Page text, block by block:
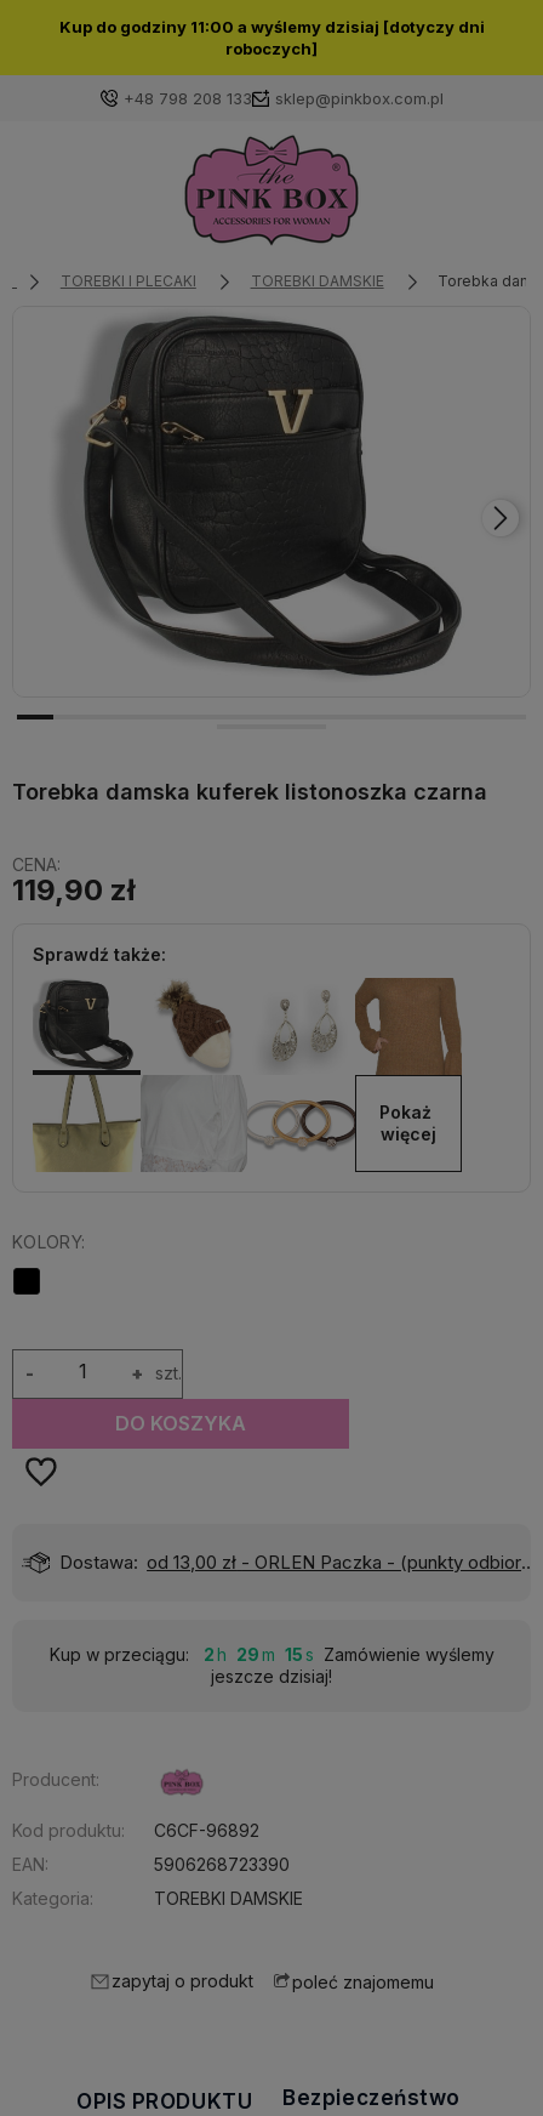
Kup do godziny 11:00 a wyślemy dzisiaj [dotyczy dni
roboczych]
+48 798 208 133 sklep@pinkbox.com.pl
Zaloguj się
Wybierz coś dla siebie z naszej aktualnej oferty lub
zaloguj się, aby przywrócić dodane produkty do listy
z poprzedniej sesji.
TOREBKI I PLECAKI TOREBKI DAMSKIE Torebka
Torebka damska kuferek listonoszka czarna
CENA:
119,90 zł
Sprawdź także:
Pokaż
więcej
KOLORY:
+
- szt.
DO KOSZYKA
Dostawa: od 13,00 zł - ORLEN Paczka - (punkty odbioru)
Kup w przeciągu: 2 29 15
Zamówienie wyślemy
jeszcze dzisiaj!
Producent:
Kod produktu:
C6CF-96892
EAN:
5906268723390
Kategoria:
TOREBKI DAMSKIE
zapytaj o produkt poleć znajomemu
OPIS PRODUKTU Bezpieczeństwo